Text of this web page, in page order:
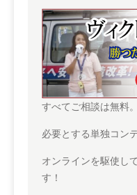
すべてご相談は無料。
必要とする単独コン
オンラインを駆使し
す！